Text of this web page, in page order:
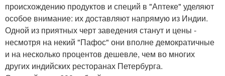
происхождению продуктов и специй в "Аптеке" уделяют
особое внимание: их доставляют напрямую из Индии.
Одной из приятных черт заведения станут и цены -
несмотря на некий "Пафос" они вполне демократичные
и на несколько процентов дешевле, чем во многих
других индийских ресторанах Петербурга.